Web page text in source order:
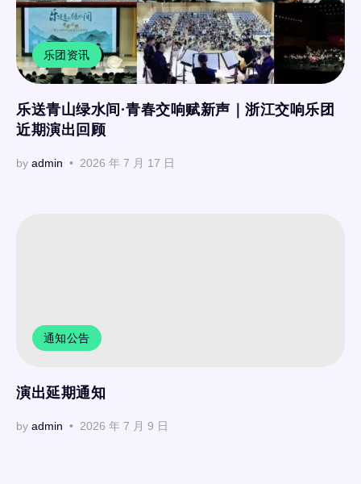
乐团资讯
乐送青山绿水间·青春交响赋新声｜浙江交响乐团
近期演出回顾
by admin 2026 年 7 月 17 日
通知公告
演出延期通知
by admin 2026 年 7 月 9 日